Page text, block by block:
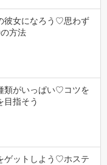
彼女になろう♡思わず
方法
類がいっぱい♡コツを
目指そう
ゲットしよう♡ホステ